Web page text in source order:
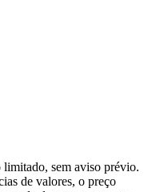
sem aviso prévio.
de valores, o preço